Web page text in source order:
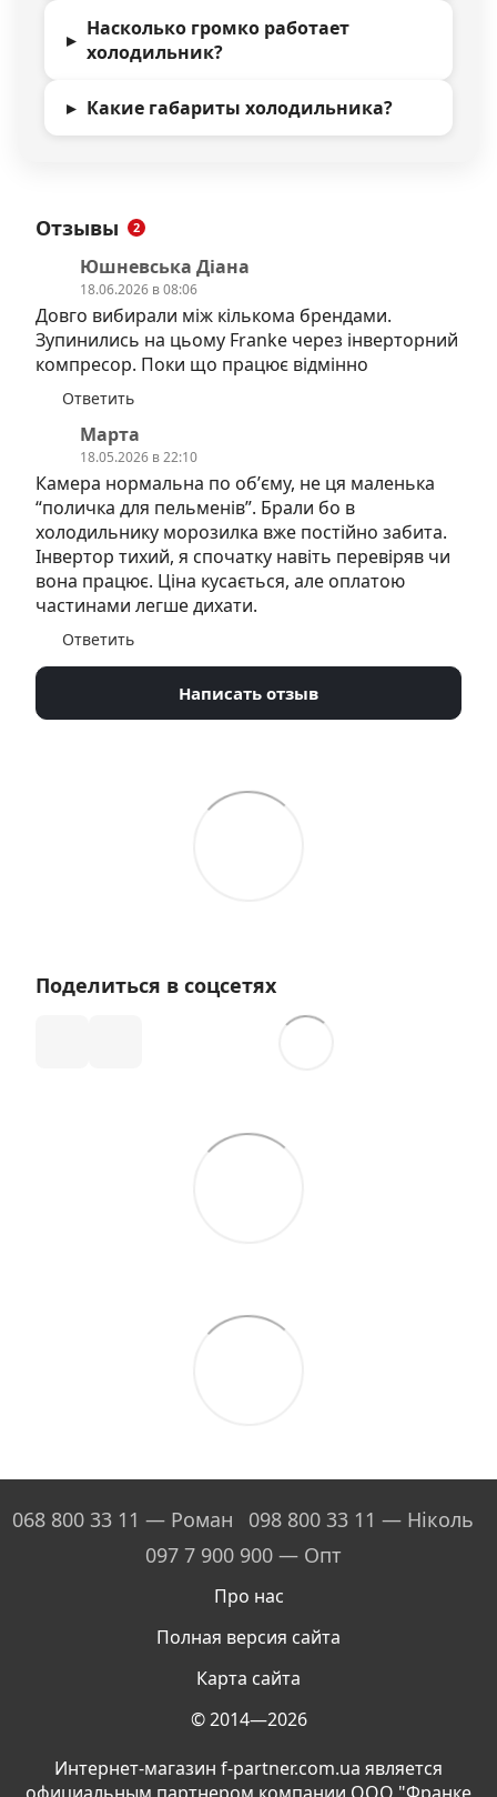
Насколько громко работает
холодильник?
Какие габариты холодильника?
Отзывы 2
Юшневська Діана
18.06.2026 в 08:06
Довго вибирали між кількома брендами.
Зупинились на цьому Franke через інверторний
компресор. Поки що працює відмінно
Ответить
Марта
18.05.2026 в 22:10
Камера нормальна по обʼєму, не ця маленька
“поличка для пельменів”. Брали бо в
холодильнику морозилка вже постійно забита.
Інвертор тихий, я спочатку навіть перевіряв чи
вона працює. Ціна кусається, але оплатою
частинами легше дихати.
Ответить
Написать отзыв
Поделиться в соцсетях
068 800 33 11 — Роман
098 800 33 11 — Ніколь
097 7 900 900 — Опт
Про нас
Полная версия сайта
Карта сайта
© 2014—2026
Интернет-магазин f-partner.com.ua является